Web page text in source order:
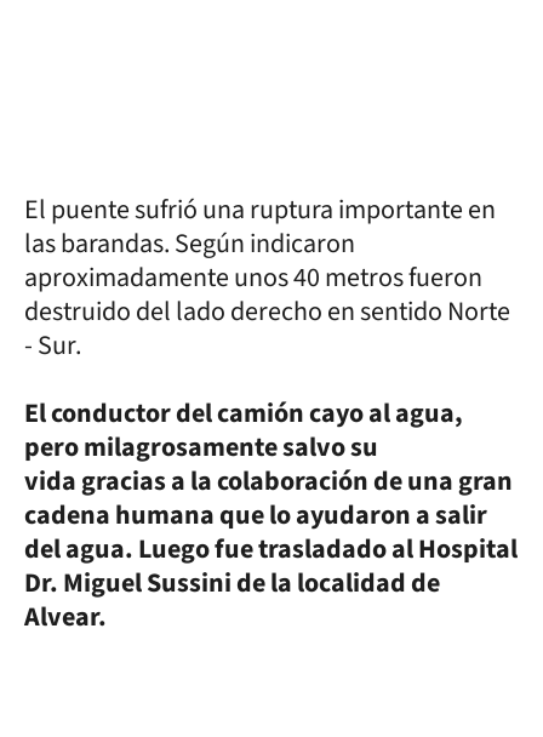
El puente sufrió una ruptura importante en
las barandas. Según indicaron
aproximadamente unos 40 metros fueron
destruido del lado derecho en sentido Norte
- Sur.
El conductor del camión cayo al agua,
pero milagrosamente salvo su
vida gracias a la colaboración de una gran
cadena humana que lo ayudaron a salir
del agua. Luego fue trasladado al Hospital
Dr. Miguel Sussini de la localidad de
Alvear.